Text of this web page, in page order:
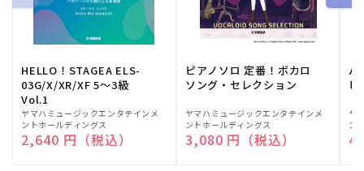
HELLO！STAGEA ELS-
03G/X/XR/XF 5～3級
Vol.1
販
売
元:
ヤマハミュージックエンタテインメ
ントホールディングス
通常価格
2,640 円（税込）
ピアノソロ 定番！ボカロ
ソング・セレクション
販
売
元:
ヤマハミュージックエンタテインメ
ントホールディングス
通常価格
3,080 円（税込）
バ
ヒ
販
売
ヤ
ン